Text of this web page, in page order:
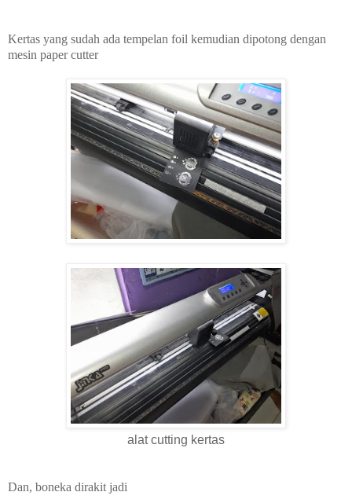
Kertas yang sudah ada tempelan foil kemudian dipotong dengan
mesin paper cutter
alat cutting kertas
Dan, boneka dirakit jadi